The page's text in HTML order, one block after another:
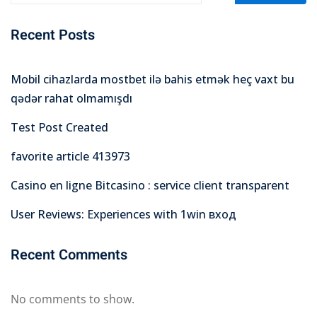
Recent Posts
Mobil cihazlarda mostbet ilə bahis etmək heç vaxt bu
qədər rahat olmamışdı
Test Post Created
favorite article 413973
Casino en ligne Bitcasino : service client transparent
User Reviews: Experiences with 1win вход
Recent Comments
No comments to show.